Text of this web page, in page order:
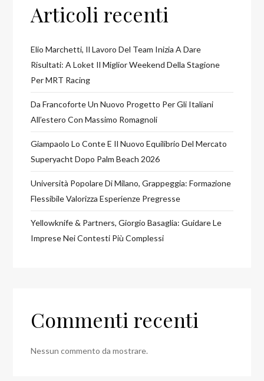
Articoli recenti
Elio Marchetti, Il Lavoro Del Team Inizia A Dare
Risultati: A Loket Il Miglior Weekend Della Stagione
Per MRT Racing
Da Francoforte Un Nuovo Progetto Per Gli Italiani
All’estero Con Massimo Romagnoli
Giampaolo Lo Conte E Il Nuovo Equilibrio Del Mercato
Superyacht Dopo Palm Beach 2026
Università Popolare Di Milano, Grappeggia: Formazione
Flessibile Valorizza Esperienze Pregresse
Yellowknife & Partners, Giorgio Basaglia: Guidare Le
Imprese Nei Contesti Più Complessi
Commenti recenti
Nessun commento da mostrare.